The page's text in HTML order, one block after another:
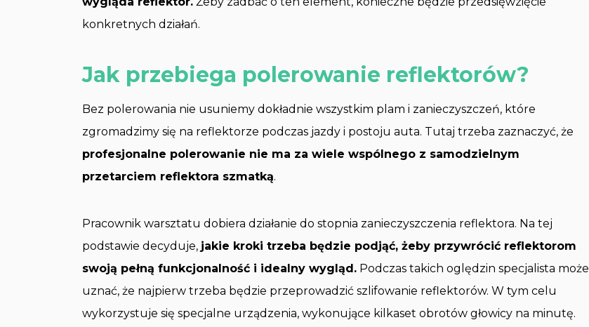
konkretnych działań.
Jak przebiega polerowanie reflektorów?
Bez polerowania nie usuniemy dokładnie wszystkim plam i zanieczyszczeń, które
zgromadzimy się na reflektorze podczas jazdy i postoju auta. Tutaj trzeba zaznaczyć, że
profesjonalne polerowanie nie ma za wiele wspólnego z samodzielnym
przetarciem reflektora szmatką.
Pracownik warsztatu dobiera działanie do stopnia zanieczyszczenia reflektora. Na tej
podstawie decyduje, jakie kroki trzeba będzie podjąć, żeby przywrócić reflektorom
swoją pełną funkcjonalność i idealny wygląd. Podczas takich oględzin specjalista może
uznać, że najpierw trzeba będzie przeprowadzić szlifowanie reflektorów. W tym celu
wykorzystuje się specjalne urządzenia, wykonujące kilkaset obrotów głowicy na minutę.